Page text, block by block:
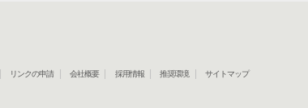
リンクの申請 会社概要 採用情報 推奨環境 サイトマップ